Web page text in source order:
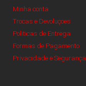
Minha conta
Trocas e Devoluçoes
Politicas de Entrega
Formas de Pagamento
Privacidade e Segurança